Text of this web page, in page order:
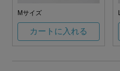
Mサイズ
カートに入れる